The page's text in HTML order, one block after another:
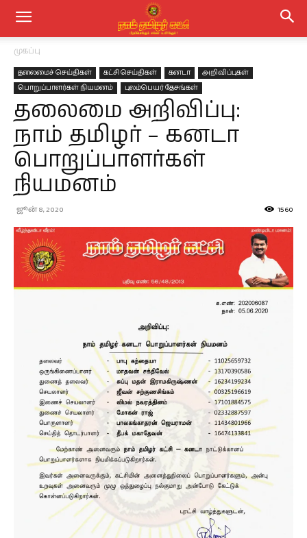
முகப்பு
தலைமைச் செய்திகள் கட்சி செய்திகள் கனடா
அறிவிப்புகள்
பொறுப்பாளர்கள் நியமனம்
புலம்பெயர் தேசங்கள்
தலைமை அறிவிப்பு:
நாம் தமிழர் – கனடா
பொறுப்பாளர்கள்
நியமனம்
ஜூன் 8, 2020 1560